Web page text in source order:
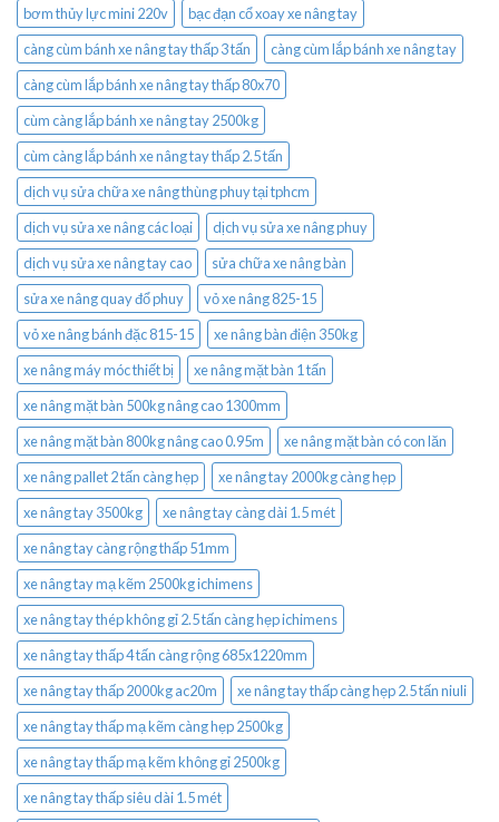
bơm thủy lực mini 220v
bạc đạn cổ xoay xe nâng tay
càng cùm bánh xe nâng tay thấp 3 tấn
càng cùm lắp bánh xe nâng tay
càng cùm lắp bánh xe nâng tay thấp 80x70
cùm càng lắp bánh xe nâng tay 2500kg
cùm càng lắp bánh xe nâng tay thấp 2.5 tấn
dịch vụ sửa chữa xe nâng thùng phuy tại tphcm
dịch vụ sửa xe nâng các loại
dịch vụ sửa xe nâng phuy
dịch vụ sửa xe nâng tay cao
sửa chữa xe nâng bàn
sửa xe nâng quay đổ phuy
vỏ xe nâng 825-15
vỏ xe nâng bánh đặc 815-15
xe nâng bàn điện 350kg
xe nâng máy móc thiết bị
xe nâng mặt bàn 1 tấn
xe nâng mặt bàn 500kg nâng cao 1300mm
xe nâng mặt bàn 800kg nâng cao 0.95m
xe nâng mặt bàn có con lăn
xe nâng pallet 2 tấn càng hẹp
xe nâng tay 2000kg càng hẹp
xe nâng tay 3500kg
xe nâng tay càng dài 1.5 mét
xe nâng tay càng rộng thấp 51mm
xe nâng tay mạ kẽm 2500kg ichimens
xe nâng tay thép không gỉ 2.5 tấn càng hẹp ichimens
xe nâng tay thấp 4 tấn càng rộng 685x1220mm
xe nâng tay thấp 2000kg ac20m
xe nâng tay thấp càng hẹp 2.5 tấn niuli
xe nâng tay thấp mạ kẽm càng hẹp 2500kg
xe nâng tay thấp mạ kẽm không gỉ 2500kg
xe nâng tay thấp siêu dài 1.5 mét